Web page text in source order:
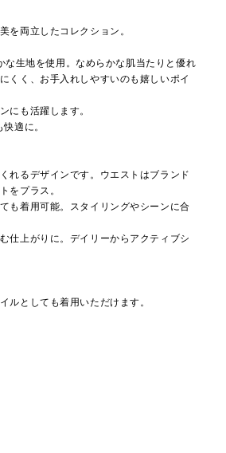
を両立したコレクション。
生地を使用。なめらかな肌当たりと優れ
くく、お手入れしやすいのも嬉しいポイ
にも活躍します。
適に。
れるデザインです。ウエストはブランド
をプラス。
も着用可能。スタイリングやシーンに合
仕上がりに。デイリーからアクティブシ
ルとしても着用いただけます。